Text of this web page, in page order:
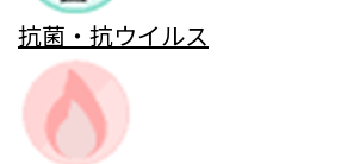
抗菌・抗ウイルス